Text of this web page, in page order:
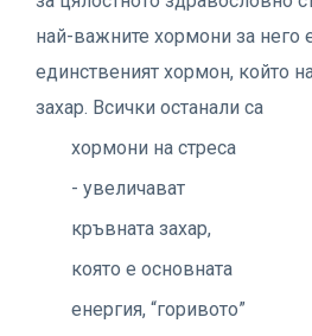
най-важните хормони за него
единственият хормон, който
захар. Всички останали са
хормони на стреса
- увеличават
кръвната захар,
която е основната
енергия, “горивото”